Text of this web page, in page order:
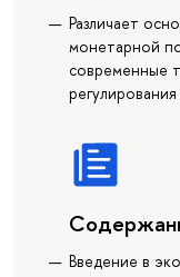
Различает
монетарной
современные
Введение в